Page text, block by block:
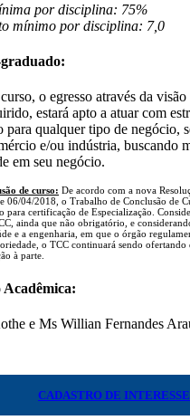
por disciplina: 75%
mínimo por disciplina: 7,0
o egresso através da
estará apto a atuar com
para qualquer tipo de negócio,
e/ou indústria, buscando
em seu negócio.
de curso: De acordo com a nova
06/04/2018, o Trabalho de Conclusão de
para certificação de Especialização.
ainda que não obrigatório, e
e a engenharia, em que o órgão
o TCC continuará sendo
à parte.
Acadêmica:
e Ms Willian Fernandes
CADASTRO DE INTERESSE